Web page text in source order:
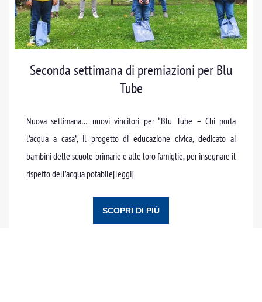
Seconda settimana di premiazioni per Blu
Tube
Nuova settimana… nuovi vincitori per “Blu Tube – Chi porta
l’acqua a casa”, il progetto di educazione civica, dedicato ai
bambini delle scuole primarie e alle loro famiglie, per insegnare il
rispetto dell’acqua potabile[leggi]
SCOPRI DI PIÙ